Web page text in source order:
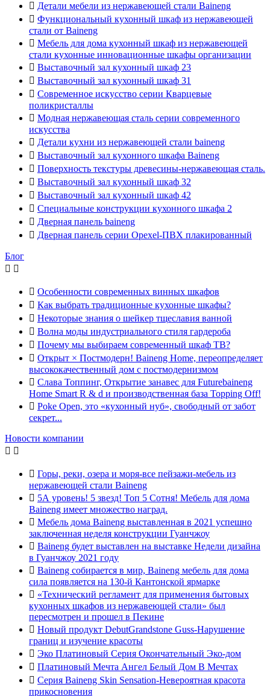
 Детали мебели из нержавеющей стали Baineng
 Функциональный кухонный шкаф из нержавеющей
стали от Baineng
 Мебель для дома кухонный шкаф из нержавеющей
стали кухонные инновационные шкафы организации
 Выставочный зал кухонный шкаф 23
 Выставочный зал кухонный шкаф 31
 Современное искусство серии Кварцевые
поликристаллы
 Модная нержавеющая сталь серии современного
искусства
 Детали кухни из нержавеющей стали baineng
 Выставочный зал кухонного шкафа Baineng
 Поверхность текстуры древесины-нержавеющая сталь.
 Выставочный зал кухонный шкаф 32
 Выставочный зал кухонный шкаф 42
 Специальные конструкции кухонного шкафа 2
 Дверная панель baineng
 Дверная панель серии Opexel-ПВХ плакированный
Блог
 
 Особенности современных винных шкафов
 Как выбрать традиционные кухонные шкафы?
 Некоторые знания о шейкер тщеславия ванной
 Волна моды индустриального стиля гардероба
 Почему мы выбираем современный шкаф ТВ?
 Открыт × Постмодерн! Baineng Home, переопределяет
высококачественный дом с постмодернизмом
 Слава Топпинг, Открытие занавес для Futurebaineng
Home Smart R & d и производственная база Topping Off!
 Poke Open, это «кухонный нуб», свободный от забот
секрет...
Новости компании
 
 Горы, реки, озера и моря-все пейзажи-мебель из
нержавеющей стали Baineng
 5А уровень! 5 звезд! Топ 5 Сотня! Мебель для дома
Baineng имеет множество наград.
 Мебель дома Baineng выставленная в 2021 успешно
заключенная неделя конструкции Гуанчжоу
 Baineng будет выставлен на выставке Недели дизайна
в Гуанчжоу 2021 году
 Baineng собирается в мир, Baineng мебель для дома
сила появляется на 130-й Кантонской ярмарке
 «Технический регламент для применения бытовых
кухонных шкафов из нержавеющей стали» был
пересмотрен и прошел в Пекине
 Новый продукт DebutGrandstone Guss-Нарушение
границ и изучение красоты
 Эко Платиновый Серия Окончательный Эко-дом
 Платиновый Мечта Ангел Белый Дом В Мечтах
 Серия Baineng Skin Sensation-Невероятная красота
прикосновения